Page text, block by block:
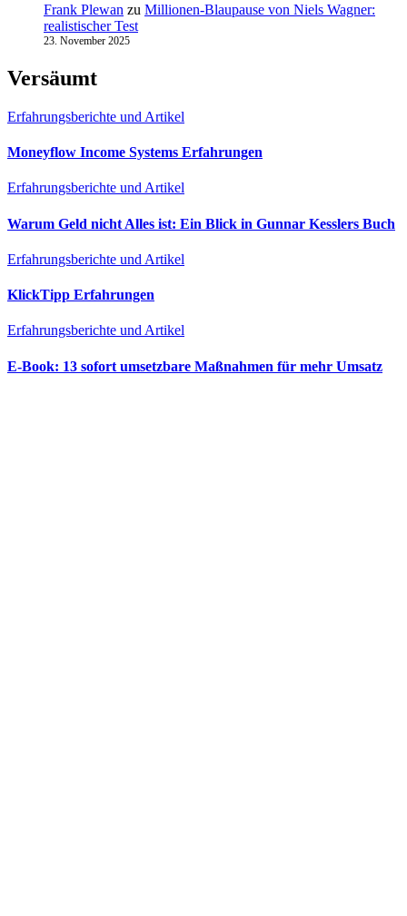
Frank Plewan zu Millionen‑Blaupause von Niels Wagner:
realistischer Test
23. November 2025
Versäumt
Erfahrungsberichte und Artikel
Moneyflow Income Systems Erfahrungen
Erfahrungsberichte und Artikel
Warum Geld nicht Alles ist: Ein Blick in Gunnar Kesslers Buch
Erfahrungsberichte und Artikel
KlickTipp Erfahrungen
Erfahrungsberichte und Artikel
E‑Book: 13 sofort umsetzbare Maßnahmen für mehr Umsatz